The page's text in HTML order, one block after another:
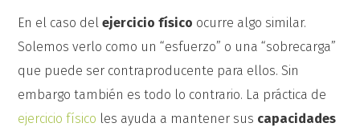
En el caso delejercicio físico ocurre algo similar.
Solemos verlo como un “esfuerzo” o una “sobrecarga”
que puede ser contraproducente para ellos. Sin
embargo también es todo lo contrario. La práctica de
ejercicio físico les ayuda a mantener sus capacidades